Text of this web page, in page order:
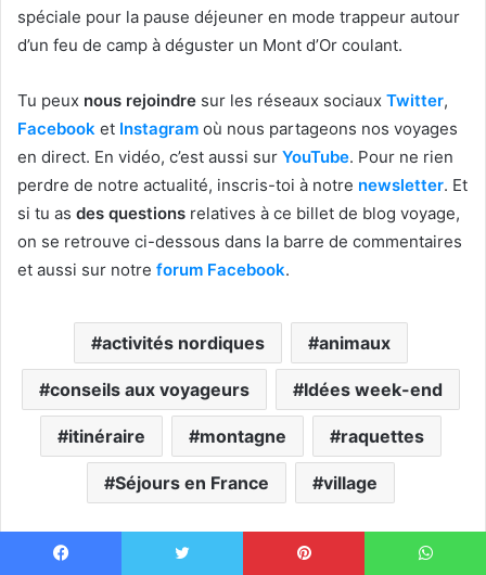
spéciale pour la pause déjeuner en mode trappeur autour
d’un feu de camp à déguster un Mont d’Or coulant.
Tu peux nous rejoindre sur les réseaux sociaux Twitter,
Facebook et Instagram où nous partageons nos voyages
en direct. En vidéo, c’est aussi sur YouTube. Pour ne rien
perdre de notre actualité, inscris-toi à notre newsletter. Et
si tu as des questions relatives à ce billet de blog voyage,
on se retrouve ci-dessous dans la barre de commentaires
et aussi sur notre forum Facebook.
activités nordiques animaux
conseils aux voyageurs Idées week-end
itinéraire montagne raquettes
Séjours en France village
Imprimer